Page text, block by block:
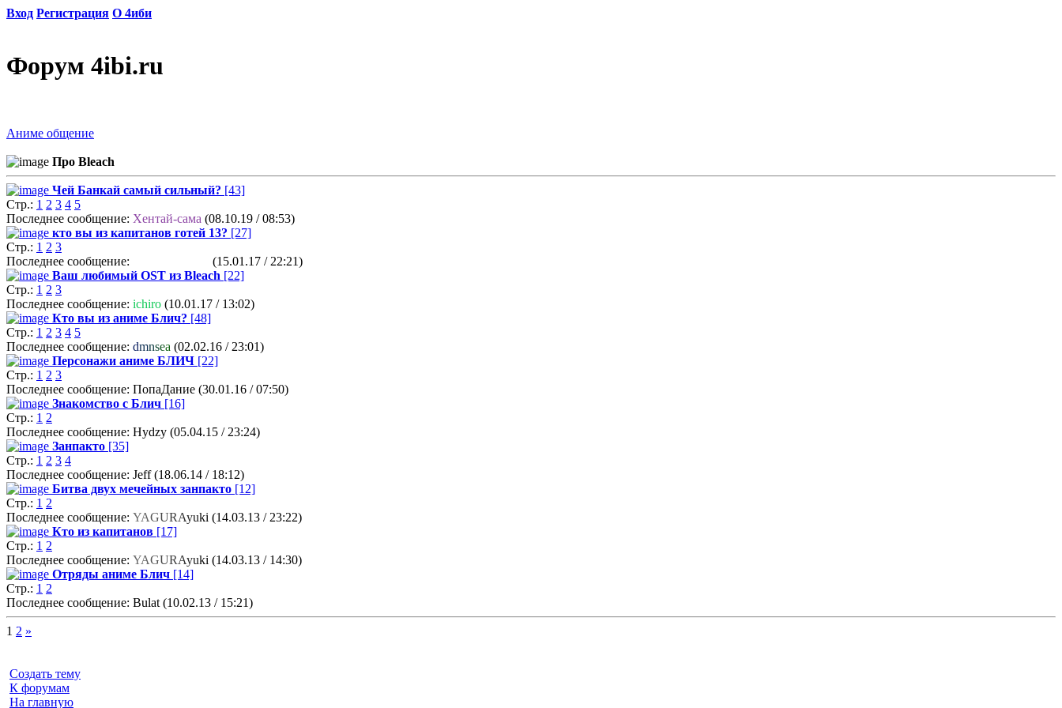
Вход Регистрация О 4иби
Форум 4ibi.ru
Аниме общение
Про Bleach
Чей Банкай самый сильный? [43]
Стр.: 1 2 3 4 5
Последнее сообщение: Хентай-сама (08.10.19 / 08:53)
кто вы из капитанов готей 13? [27]
Стр.: 1 2 3
Последнее сообщение:
(15.01.17 / 22:21)
Ваш любимый OST из Bleach [22]
Стр.: 1 2 3
Последнее сообщение: ichiro (10.01.17 / 13:02)
Кто вы из аниме Блич? [48]
Стр.: 1 2 3 4 5
Последнее сообщение: dmnsea (02.02.16 / 23:01)
Персонажи аниме БЛИЧ [22]
Стр.: 1 2 3
Последнее сообщение: ПопаДание (30.01.16 / 07:50)
Знакомство с Блич [16]
Стр.: 1 2
Последнее сообщение: Hydzy (05.04.15 / 23:24)
Занпакто [35]
Стр.: 1 2 3 4
Последнее сообщение: Jeff (18.06.14 / 18:12)
Битва двух мечейных занпакто [12]
Стр.: 1 2
Последнее сообщение: YAGURAyuki (14.03.13 / 23:22)
Кто из капитанов [17]
Стр.: 1 2
Последнее сообщение: YAGURAyuki (14.03.13 / 14:30)
Отряды аниме Блич [14]
Стр.: 1 2
Последнее сообщение: Bulat (10.02.13 / 15:21)
1 2 »
Создать тему
К форумам
На главную